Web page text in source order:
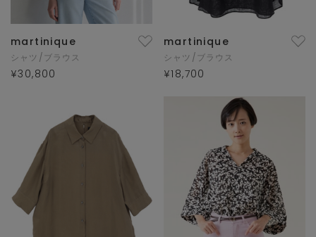
martinique
シャツ/ブラウス
¥30,800
martinique
シャツ/ブラウス
¥18,700